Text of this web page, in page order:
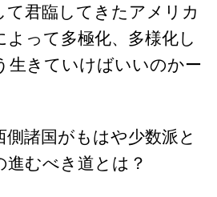
て君臨してきたアメリカ
って多極化、多様化し
生きていけばいいのかー
諸国がもはや少数派と
進むべき道とは？